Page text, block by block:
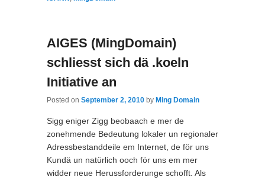
AIGES (MingDomain)
schliesst sich dä .koeln
Initiative an
Posted on September 2, 2010 by Ming Domain
Sigg eniger Zigg beobaach e mer de
zonehmende Bedeutung lokaler un regionaler
Adressbestanddeile em Internet, de för uns
Kundä un natürlich ooch för uns em mer
widder neue Herussforderunge schofft. Als